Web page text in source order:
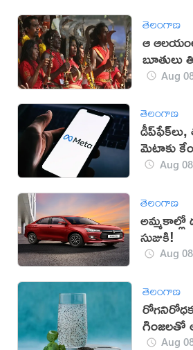
తెలంగాణ
ఆ
తెలుసా?
Aug
తెలంగాణ
డీప్‌ఫేక్‌లు,
మెటాకు
Aug
తెలంగాణ
అమ్మకాల్లో
సుజుకి!
Aug
తెలంగాణ
గింజలతో
Aug